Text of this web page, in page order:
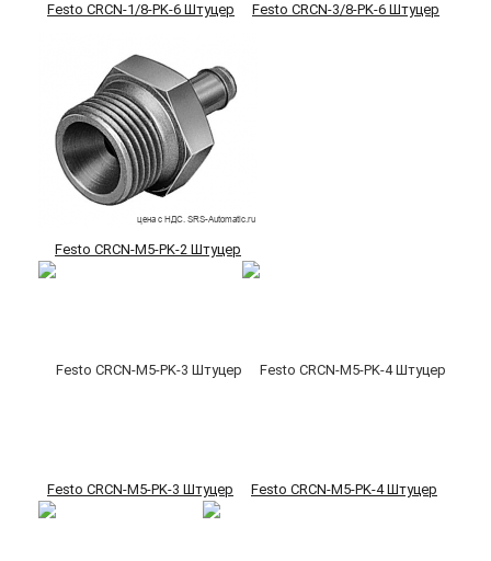
Festo CRCN-1/8-PK-6 Штуцер Festo CRCN-3/8-PK-6 Штуцер
Festo CRCN-M5-PK-2 Штуцер
Festo CRCN-M5-PK-3 Штуцер Festo CRCN-M5-PK-4 Штуцер